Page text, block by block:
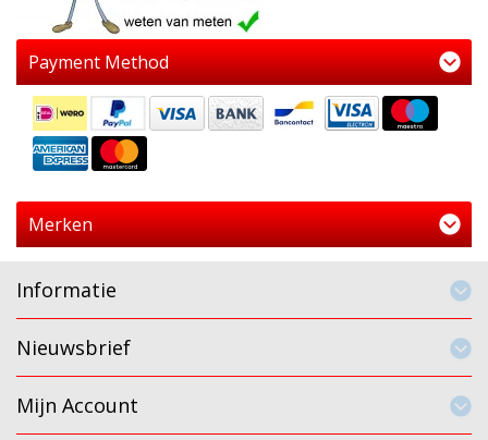
Payment Method
Merken
Informatie
Nieuwsbrief
Mijn Account